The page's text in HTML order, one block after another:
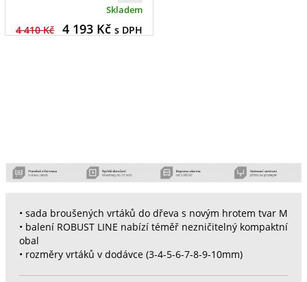
Skladem
4 410 Kč 4 193Kč s DPH
• sada broušených vrtáků do dřeva s novým hrotem tvar M
• balení ROBUST LINE nabízí téměř nezničitelný kompaktní
obal
• rozměry vrtáků v dodávce (3-4-5-6-7-8-9-10mm)